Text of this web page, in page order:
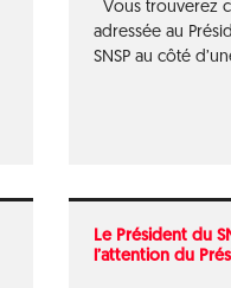
Vous trouverez
adressée au
SNSP au côté
Le Président du
l’attention du